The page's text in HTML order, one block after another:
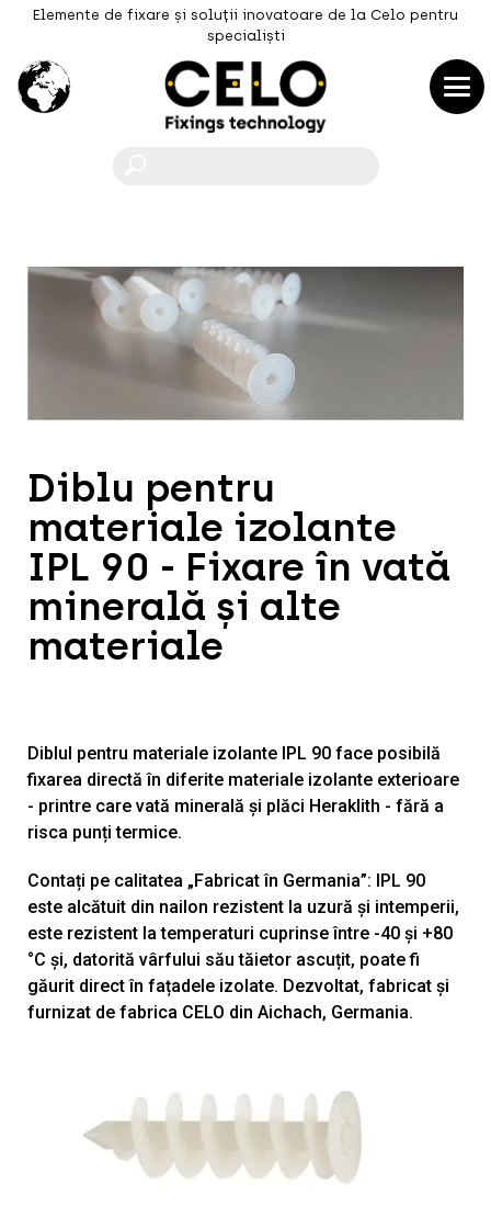
Elemente de fixare și soluții inovatoare de la Celo pentru
specialiști
Diblu pentru
materiale izolante
IPL 90 - Fixare în vată
minerală și alte
materiale
Diblul pentru materiale izolante IPL 90 face posibilă
fixarea directă în diferite materiale izolante exterioare
- printre care vată minerală și plăci Heraklith - fără a
risca punți termice.
Contați pe calitatea „Fabricat în Germania”: IPL 90
este alcătuit din nailon rezistent la uzură și intemperii,
este rezistent la temperaturi cuprinse între -40 și +80
°C și, datorită vârfului său tăietor ascuțit, poate fi
găurit direct în fațadele izolate. Dezvoltat, fabricat și
furnizat de fabrica CELO din Aichach, Germania.